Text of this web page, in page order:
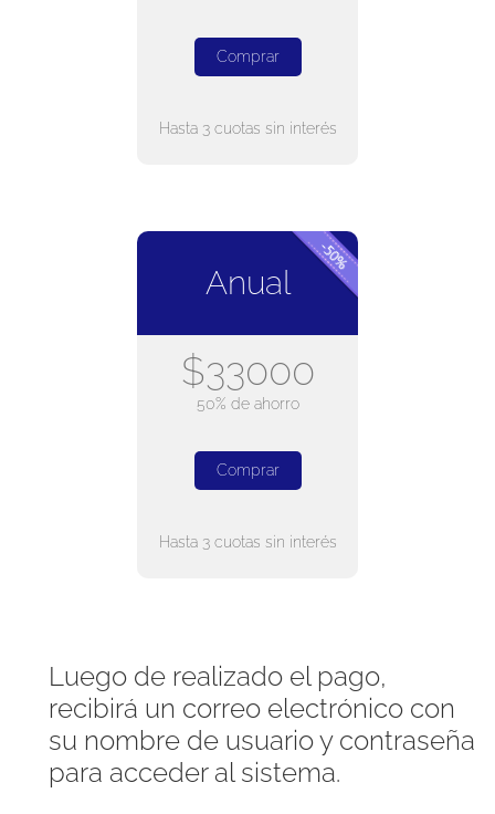
Comprar
Hasta 3 cuotas sin interés
Anual
$33000
50% de ahorro
Comprar
Hasta 3 cuotas sin interés
Luego de realizado el pago,
recibirá un correo electrónico con
su nombre de usuario y contraseña
para acceder al sistema.